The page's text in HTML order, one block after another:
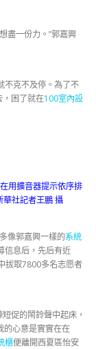
盡一份力。”郭嘉興
不克不及停。為了不
，困了就在100室內設
用擴音器提示依序排
華社記者王鵬 攝
像郭嘉興一樣的系統
信息后，先后有近
拔取7800多名志愿者
促的鬧鈴聲中起床，
的心意是實實在在
櫃便離開西夏區怡安